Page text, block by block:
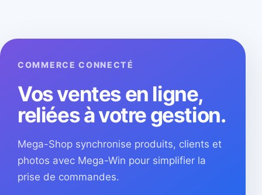
COMMERCE CONNECTÉ
Vos ventes en ligne,
reliées à votre gestion.
Mega-Shop synchronise produits, clients et
photos avec Mega-Win pour simplifier la
prise de commandes.